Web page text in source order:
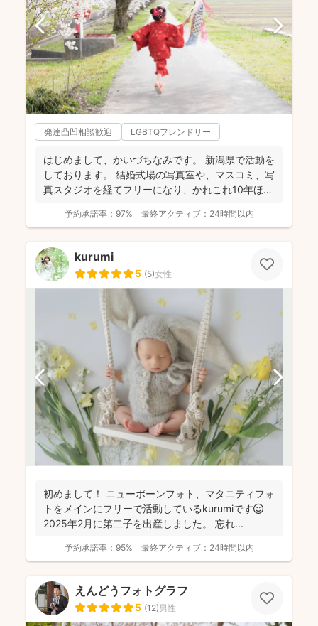
発達凸凹相談歓迎 LGBTQフレンドリー
はじめまして、かいづちなみです。 新潟県で活動を
しております。 結婚式場の写真室や、マスコミ、写
真スタジオを経てフリーになり、かれこれ10年ほど
予約承諾率： 97% 最終アクティブ： 24時間以内
kurumi
5 (5)女性
初めまして！ ニューボーンフォト、マタニティフォ
トをメインにフリーで活動しているkurumiです😊
2025年2月に第二子を出産しました。 忘れ...
予約承諾率： 95% 最終アクティブ： 24時間以内
えんどうフォトグラフ
5 (12)男性